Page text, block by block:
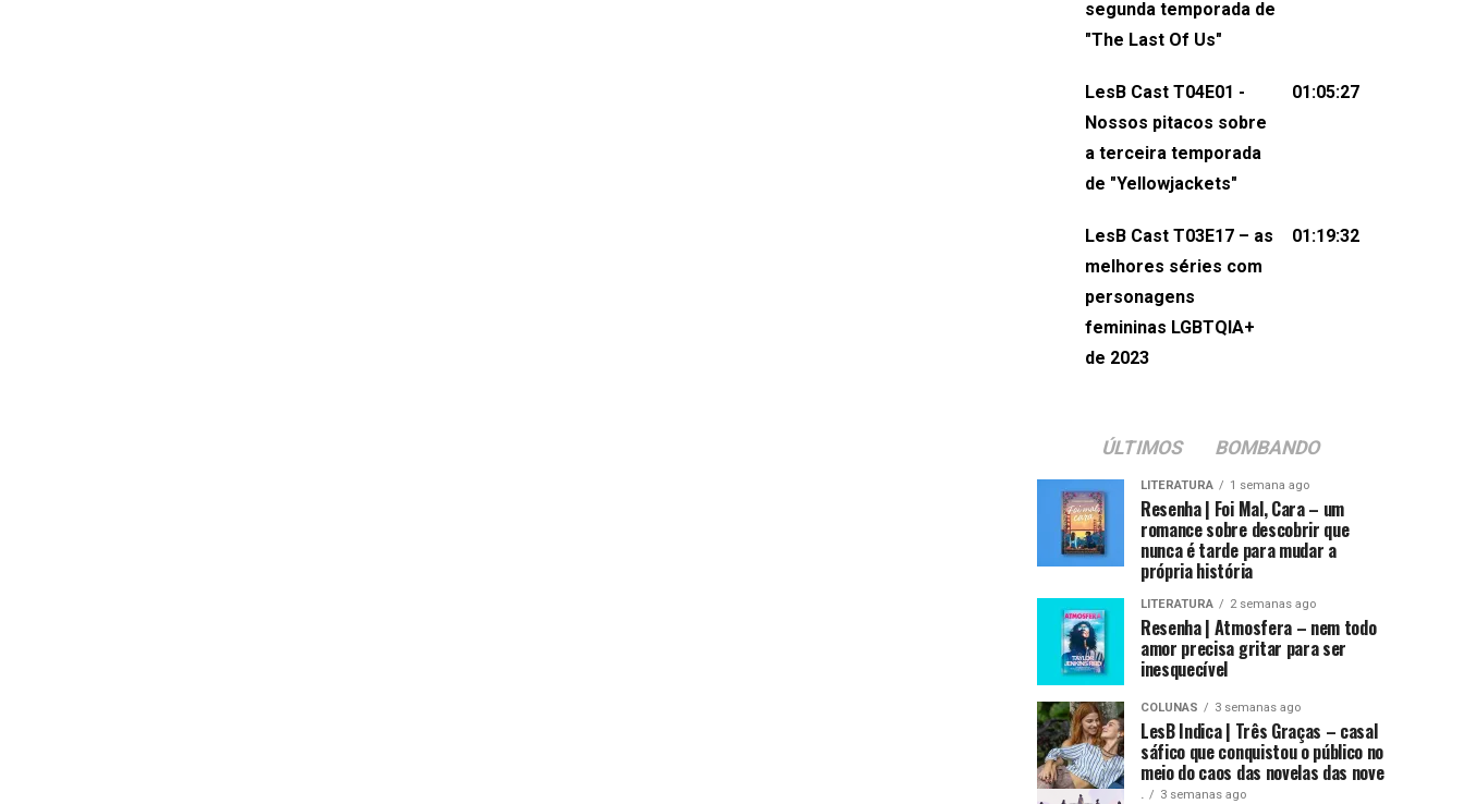
não esqueça de visitar nosso site e
sociais:Twitter: ⁠⁠⁠⁠@lesbout_br⁠⁠⁠⁠ Instagram:
do LesB Cast:Apresentação de
Karolen Passos
(⁠⁠⁠⁠⁠⁠@KarolenPassos⁠⁠⁠⁠⁠⁠)Participação de
Pollyelly FlorêncioEdição de Naiady
Machado
segunda temporada de
"The Last Of Us"
LesB Cast T04E01 -
Nossos pitacos sobre
a terceira temporada
de "Yellowjackets"
01:05:27
LesB Cast T03E17 – as
melhores séries com
personagens
femininas LGBTQIA+
de 2023
01:19:32
ÚLTIMOS BOMBANDO
LITERATURA 1 semana ago
Resenha | Foi Mal, Cara – um
romance sobre descobrir que
nunca é tarde para mudar a
própria história
LITERATURA 2 semanas ago
Resenha | Atmosfera – nem todo
amor precisa gritar para ser
inesquecível
COLUNAS 3 semanas ago
LesB Indica | Três Graças – casal
sáfico que conquistou o público no
meio do caos das novelas das nove
. 3 semanas ago